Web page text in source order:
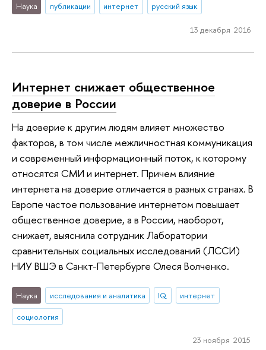
Наука публикации интернет русский язык
13 декабря 2016
Интернет снижает общественное
доверие в России
На доверие к другим людям влияет множество
факторов, в том числе межличностная коммуникация
и современный информационный поток, к которому
относятся СМИ и интернет. Причем влияние
интернета на доверие отличается в разных странах. В
Европе частое пользование интернетом повышает
общественное доверие, а в России, наоборот,
снижает, выяснила сотрудник Лаборатории
сравнительных социальных исследований (ЛССИ)
НИУ ВШЭ в Санкт-Петербурге Олеся Волченко.
Наука исследования и аналитика IQ
интернет
социология
23 ноября 2015